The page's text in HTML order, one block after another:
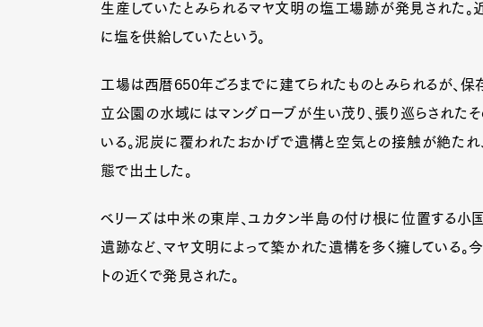
生産していたとみられるマヤ文明の塩工場跡が発見された
に塩を供給していたという。
工場は西暦650年ごろまでに建てられたものとみられるが、
立公園の水域にはマングローブが生い茂り、張り巡らされた
いる。泥炭に覆われたおかげで遺構と空気との接触が絶た
態で出土した。
ベリーズは中米の東岸、ユカタン半島の付け根に位置する小
遺跡など、マヤ文明によって築かれた遺構を多く擁している。
トの近くで発見された。